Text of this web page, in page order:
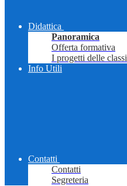
Didattica
Panoramica
Offerta formativa
I progetti delle classi
Info Utili
Contatti
Contatti
Segreteria